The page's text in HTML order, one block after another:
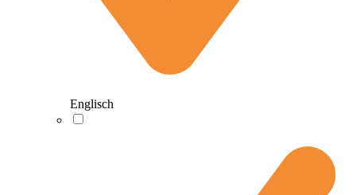
Englisch